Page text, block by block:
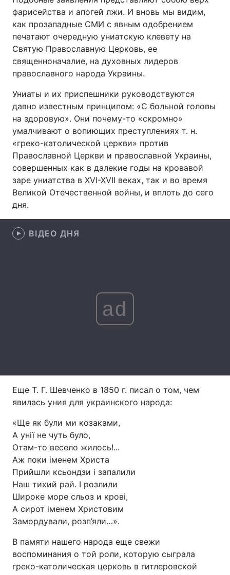
Зброя Інциденти
Здоров'я Туризм
Цікавинки Погода
Лонгріди
Відео з Youtube Статті
Інтерв'ю Думки
Архів Вакансії
Контакти
Послуги
фарисейства и апогей лжи. И вновь мы видим,
как прозападные СМИ с явным одобрением
печатают очередную униатскую клевету на
Святую Православную Церковь, ее
священноначалие, на духовных лидеров
православного народа Украины.
Униаты и их приспешники руководствуются
давно известным принципом: «С больной головы
на здоровую». Они почему-то «скромно»
умалчивают о вопиющих преступлениях т. н.
«греко-католической церкви» против
Православной Церкви и православной Украины,
совершенных как в далекие годы на кровавой
заре униатства в XVI-XVII веках, так и во время
Великой Отечественной войны, и вплоть до сего
дня.
ВІДЕО ДНЯ
ad
Еще Т. Г. Шевченко в 1850 г. писал о том, чем
явилась уния для украинского народа:
«Ще як були ми козаками,
А унії не чуть було,
Отам-то весело жилось!...
Аж поки іменем Христа
Прийшли ксьондзи і запалили
Наш тихий рай. І розлили
Широке море сльоз и крові,
А сирот іменем Христовим
Замордували, розп’яли…».
В памяти нашего народа еще свежи
воспоминания о той роли, которую сыграла
греко-католическая церковь в гитлеровской